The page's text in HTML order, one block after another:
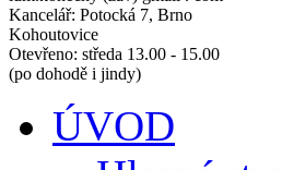
Kancelář: Potocká 7, Brno
Kohoutovice
Otevřeno: středa 13.00 - 15.00
(po dohodě i jindy)
ÚVOD